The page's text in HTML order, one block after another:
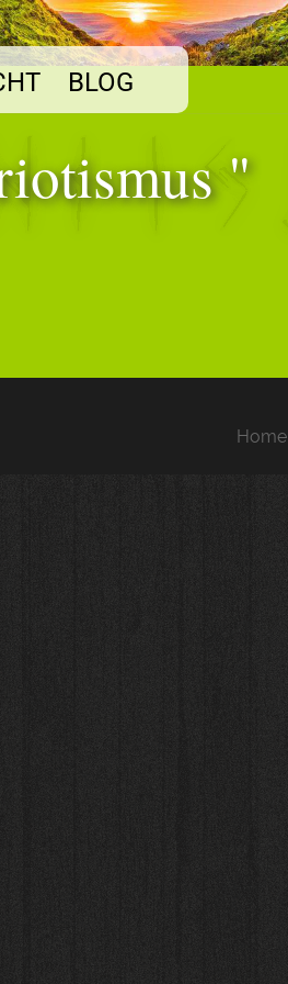
BLOG
"
Home